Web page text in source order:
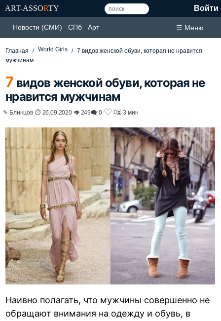
ART-ASSORTY Войти
Новости (СМИ) СПб Арт ☰ Меню
Главная World Girls
7 видов женской обуви, которая не нравится
мужчинам
7 видов женской обуви, которая не
нравится мужчинам
✎ Блинцов ⏱ 26.09.2020 👁 249🗨 0 ♡ 0⏳ 3 мин
Наивно полагать, что мужчины совершенно не
обращают внимания на одежду и обувь, в